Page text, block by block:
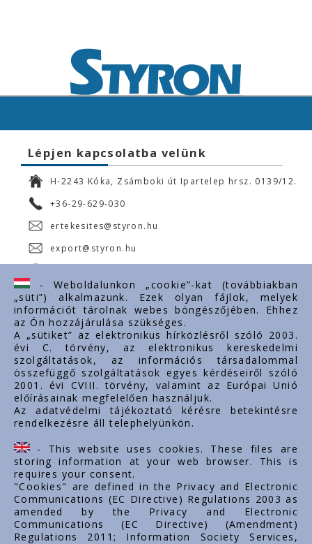
Lépjen kapcsolatba velünk
H-2243 Kóka, Zsámboki út Ipartelep hrsz. 0139/12.
+36-29-629-030
ertekesites@styron.hu
export@styron.hu
Fontos linkek
Rólunk
Dokumentumok
Kapcsolat
Karrier
Cég adatok
Tárhely adatok
Támogatások
- Weboldalunkon „cookie”-kat (továbbiakban
„süti”) alkalmazunk. Ezek olyan fájlok, melyek
információt tárolnak webes böngészőjében. Ehhez
az Ön hozzájárulása szükséges.
A „sütiket” az elektronikus hírközlésről szóló 2003.
évi C. törvény, az elektronikus kereskedelmi
szolgáltatások, az információs társadalommal
összefüggő szolgáltatások egyes kérdéseiről szóló
2001. évi CVIII. törvény, valamint az Európai Unió
előírásainak megfelelően használjuk.
Az adatvédelmi tájékoztató kérésre betekintésre
rendelkezésre áll telephelyünkön.
- This website uses cookies. These files are
storing information at your web browser. This is
requires your consent.
"Cookies" are defined in the Privacy and Electronic
Communications (EC Directive) Regulations 2003 as
amended by the Privacy and Electronic
Communications (EC Directive) (Amendment)
Regulations 2011; Information Society Services,